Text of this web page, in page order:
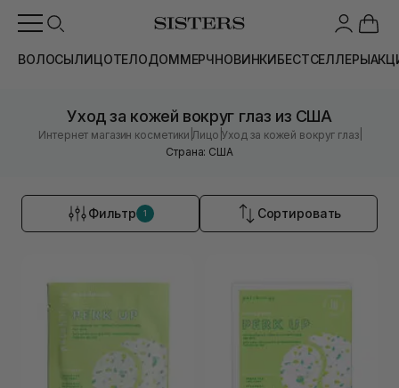
ВОЛОСЫЛИЦОТЕЛОДОММЕРЧНОВИНКИБЕСТСЕЛЛЕРЫ
Уход за кожей вокруг глаз из США
Интернет магазин косметики |Лицо |Уход за кожей вокруг глаз|
Страна: США
Фильтр 1 Сортировать